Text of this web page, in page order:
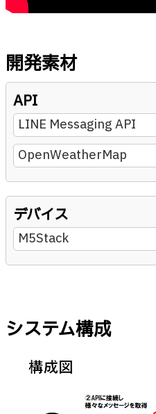
開発素材
API
LINE Messaging API
OpenWeatherMap
デバイス
M5Stack
システム構成